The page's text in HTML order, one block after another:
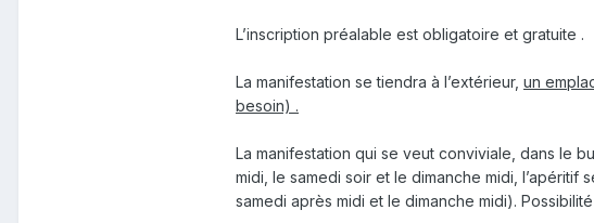
L’inscription préalable est obligatoire et gratuite .
La manifestation se tiendra à l’extérieur, un
besoin) .
La manifestation qui se veut conviviale, dans le
midi, le samedi soir et le dimanche midi,
samedi après midi et le dimanche midi).